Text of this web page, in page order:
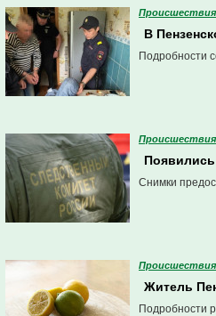
Проиcшествия
В
Подробности
Проиcшествия
Появились
Снимки
Проиcшествия
Житель
Подробности